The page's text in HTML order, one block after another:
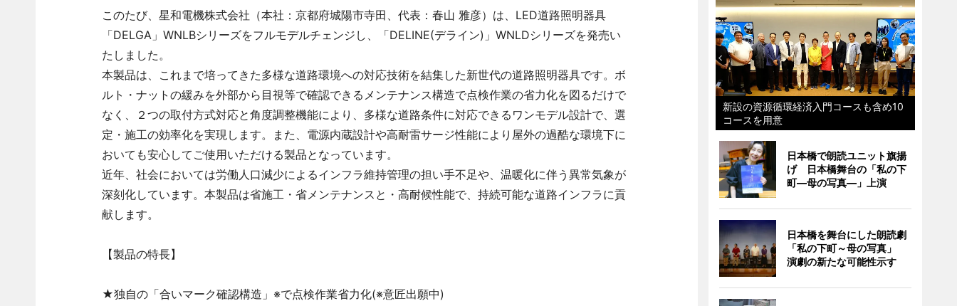
このたび、星和電機株式会社（本社：京都府城陽市寺田、代表：春山 雅彦）は、LED道路照明器具
「DELGA」WNLBシリーズをフルモデルチェンジし、「DELINE(デライン)」WNLDシリーズを発売い
たしました。
本製品は、これまで培ってきた多様な道路環境への対応技術を結集した新世代の道路照明器具です。ボ
ルト・ナットの緩みを外部から目視等で確認できるメンテナンス構造で点検作業の省力化を図るだけで
なく、２つの取付方式対応と角度調整機能により、多様な道路条件に対応できるワンモデル設計で、選
定・施工の効率化を実現します。また、電源内蔵設計や高耐雷サージ性能により屋外の過酷な環境下に
おいても安心してご使用いただける製品となっています。
近年、社会においては労働人口減少によるインフラ維持管理の担い手不足や、温暖化に伴う異常気象が
深刻化しています。本製品は省施工・省メンテナンスと・高耐候性能で、持続可能な道路インフラに貢
献します。
【製品の特長】
★独自の「合いマーク確認構造」※で点検作業省力化(※意匠出願中)
新設の資源循環経済入門コースも含め10
コースを用意
日本橋で朗読ユニット旗揚
げ 日本橋舞台の「私の下
町―母の写真―」上演
日本橋を舞台にした朗読劇
「私の下町～母の写真」
演劇の新たな可能性示す